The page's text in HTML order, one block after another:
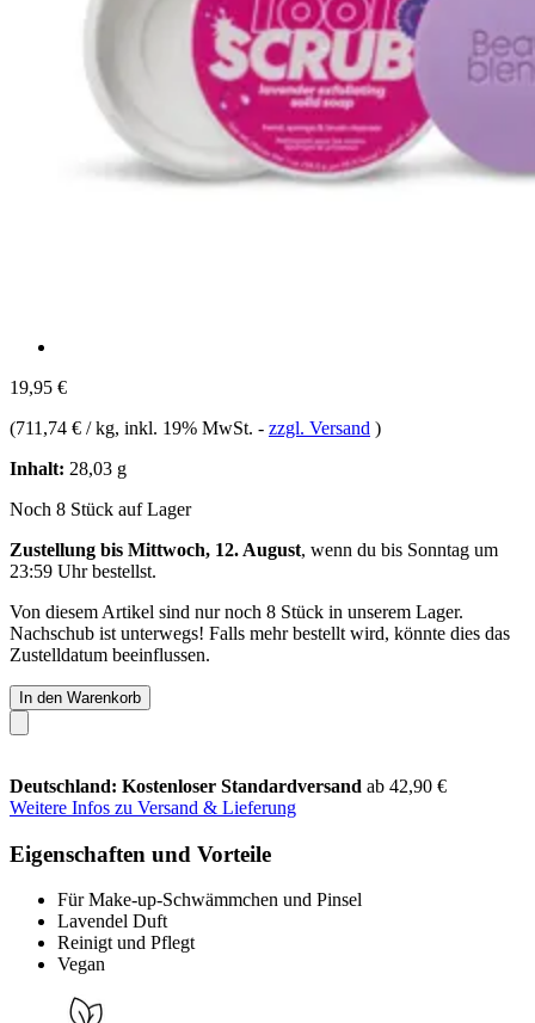
19,95 €
(711,74 € / kg, inkl. 19% MwSt. - zzgl. Versand )
Inhalt: 28,03 g
Noch 8 Stück auf Lager
Zustellung bis Mittwoch, 12. August, wenn du bis Sonntag um
23:59 Uhrbestellst.
Von diesem Artikel sind nur noch 8 Stück in unserem Lager.
Nachschub ist unterwegs! Falls mehr bestellt wird, könnte dies das
Zustelldatum beeinflussen.
In den Warenkorb
Deutschland: Kostenloser Standardversand ab 42,90 €
Weitere Infos zu Versand & Lieferung
Eigenschaften und Vorteile
Für Make-up-Schwämmchen und Pinsel
Lavendel Duft
Reinigt und Pflegt
Vegan